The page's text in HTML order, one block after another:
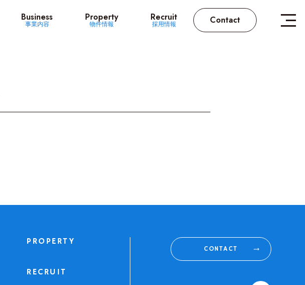
Business
事業内容
Property
物件情報
Recruit
採用情報 Contact
PROPERTY
RECRUIT
CONTACT